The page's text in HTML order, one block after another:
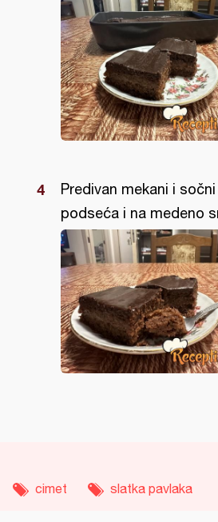
Predivan mekani i
podseća i na medeno
cimet slatka pavlaka